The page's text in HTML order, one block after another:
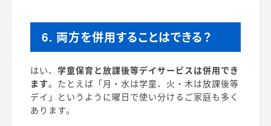
6. 両方を併用することはできる？
はい、 学童保育と放課後等デイサービスは併用でき
ます。たとえば「月・水は学童、火・木は放課後等
デイ」というように曜日で使い分けるご家庭も多く
あります。